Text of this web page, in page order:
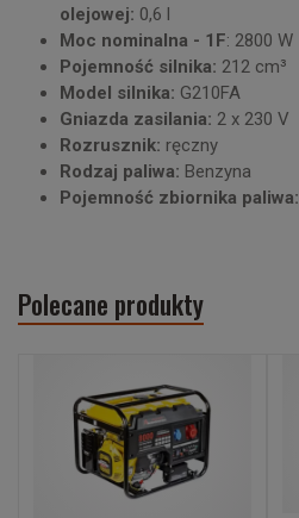
olejowej: 0,6 l
Moc nominalna - 1F: 2800 W
Pojemność silnika: 212 cm³
Model silnika: G210FA
Gniazda zasilania: 2 x 230 V
Rozrusznik: ręczny
Rodzaj paliwa: Benzyna
Pojemność zbiornika paliwa:
Polecane produkty